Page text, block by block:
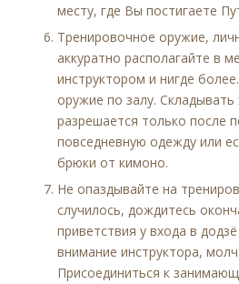
месту, где Вы постигаете
Тренировочное оружие,
аккуратно располагайте в
инструктором и нигде
оружие по залу. Складывать
разрешается только после
повседневную одежду или
брюки от кимоно.
Не опаздывайте на
случилось, дождитесь
приветствия у входа в
внимание инструктора,
Присоединиться к